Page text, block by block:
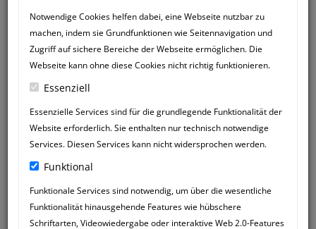
Notwendige Cookies helfen dabei, eine Webseite nutzbar zu
machen, indem sie Grundfunktionen wie Seitennavigation und
Zugriff auf sichere Bereiche der Webseite ermöglichen. Die
Webseite kann ohne diese Cookies nicht richtig funktionieren.
Essenziell
Essenzielle Services sind für die grundlegende Funktionalität der
Website erforderlich. Sie enthalten nur technisch notwendige
Services. Diesen Services kann nicht widersprochen werden.
Funktional
Funktionale Services sind notwendig, um über die wesentliche
Funktionalität hinausgehende Features wie hübschere
Schriftarten, Videowiedergabe oder interaktive Web 2.0-Features
NEUER
GÄSTEBUCHEINTRAG
Zurück zum Gästebuch